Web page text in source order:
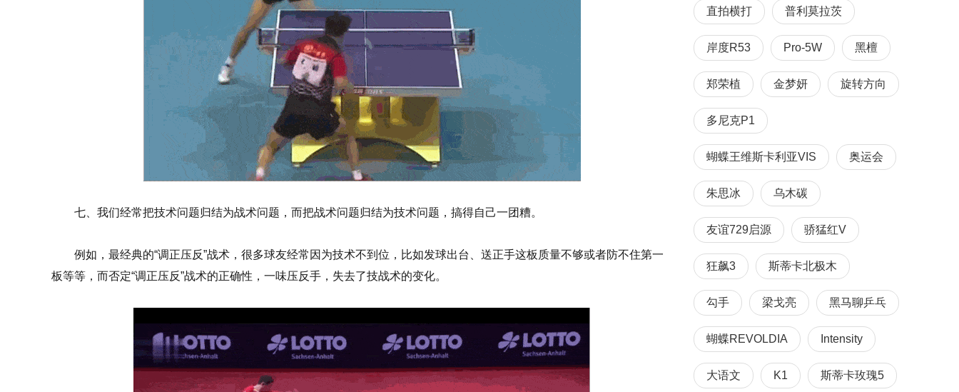
七、我们经常把技术问题归结为战术问题，而把战术问题归结为技术问题，搞得自己一团糟。
例如，最经典的“调正压反”战术，很多球友经常因为技术不到位，比如发球出台、送正手这板质量不够或者防不住第一
板等等，而否定“调正压反”战术的正确性，一味压反手，失去了技战术的变化。
直拍横打 普利莫拉茨
岸度R53 Pro-5W 黑檀
郑荣植 金梦妍 旋转方向
多尼克P1
蝴蝶王维斯卡利亚VIS 奥运会
朱思冰 乌木碳
友谊729启源 骄猛红V
狂飙3 斯蒂卡北极木
勾手 梁戈亮 黑马聊乒乓
蝴蝶REVOLDIA Intensity
大语文 K1 斯蒂卡玫瑰5